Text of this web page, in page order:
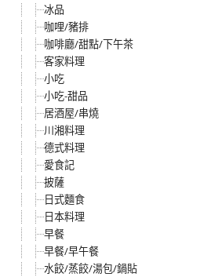
冰品
咖哩/豬排
咖啡廳/甜點/下午茶
客家料理
小吃
小吃-甜品
居酒屋/串燒
川湘料理
德式料理
愛食記
披薩
日式麵食
日本料理
早餐
早餐/早午餐
水餃/蒸餃/湯包/鍋貼